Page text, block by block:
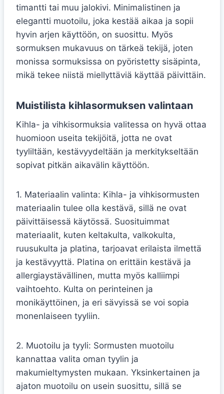
timantti tai muu jalokivi. Minimalistinen ja
elegantti muotoilu, joka kestää aikaa ja sopii
hyvin arjen käyttöön, on suosittu. Myös
sormuksen mukavuus on tärkeä tekijä, joten
monissa sormuksissa on pyöristetty sisäpinta,
mikä tekee niistä miellyttäviä käyttää päivittäin.
Muistilista kihlasormuksen valintaan
Kihla- ja vihkisormuksia valitessa on hyvä ottaa
huomioon useita tekijöitä, jotta ne ovat
tyyliltään, kestävyydeltään ja merkitykseltään
sopivat pitkän aikavälin käyttöön.
1. Materiaalin valinta: Kihla- ja vihkisormusten
materiaalin tulee olla kestävä, sillä ne ovat
päivittäisessä käytössä. Suosituimmat
materiaalit, kuten keltakulta, valkokulta,
ruusukulta ja platina, tarjoavat erilaista ilmettä
ja kestävyyttä. Platina on erittäin kestävä ja
allergiaystävällinen, mutta myös kalliimpi
vaihtoehto. Kulta on perinteinen ja
monikäyttöinen, ja eri sävyissä se voi sopia
monenlaiseen tyyliin.
2. Muotoilu ja tyyli: Sormusten muotoilu
kannattaa valita oman tyylin ja
makumieltymysten mukaan. Yksinkertainen ja
ajaton muotoilu on usein suosittu, sillä se